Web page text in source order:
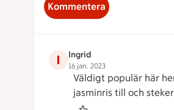
Kommentera
I Ingrid
16 jan. 2023
Väldigt populär här
jasminris till och